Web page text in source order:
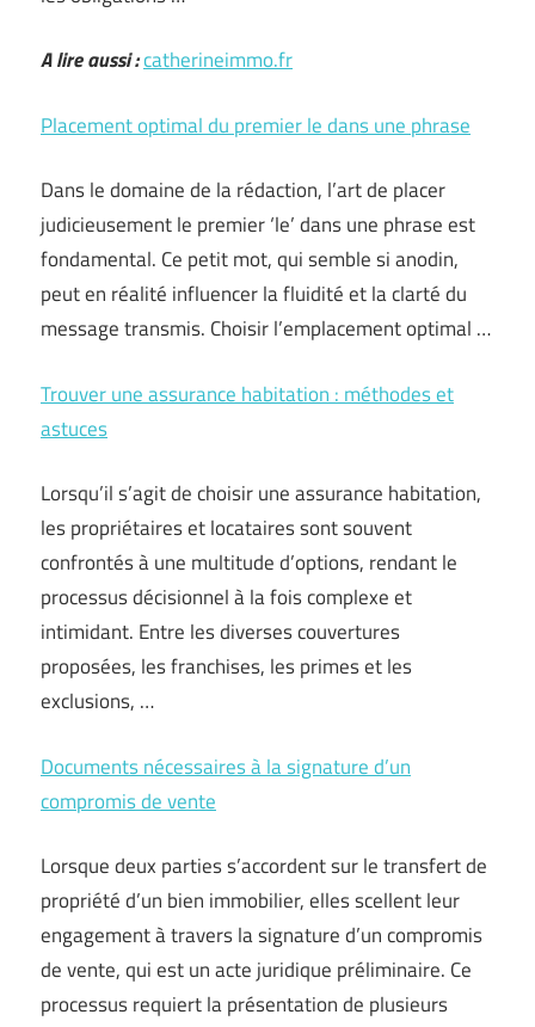
A lire aussi :catherineimmo.fr
Placement optimal du premier le dans une phrase
Dans le domaine de la rédaction, l’art de placer
judicieusement le premier ‘le’ dans une phrase est
fondamental. Ce petit mot, qui semble si anodin,
peut en réalité influencer la fluidité et la clarté du
message transmis. Choisir l’emplacement optimal …
Trouver une assurance habitation : méthodes et
astuces
Lorsqu’il s’agit de choisir une assurance habitation,
les propriétaires et locataires sont souvent
confrontés à une multitude d’options, rendant le
processus décisionnel à la fois complexe et
intimidant. Entre les diverses couvertures
proposées, les franchises, les primes et les
exclusions, …
Documents nécessaires à la signature d’un
compromis de vente
Lorsque deux parties s’accordent sur le transfert de
propriété d’un bien immobilier, elles scellent leur
engagement à travers la signature d’un compromis
de vente, qui est un acte juridique préliminaire. Ce
processus requiert la présentation de plusieurs